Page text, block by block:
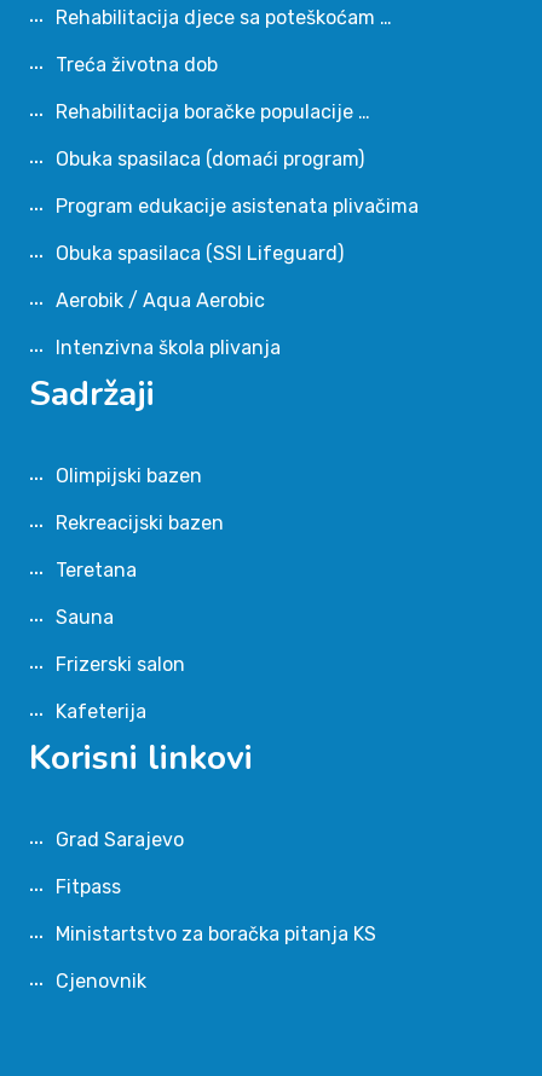
Rehabilitacija djece sa poteškoćam …
Treća životna dob
Rehabilitacija boračke populacije …
Obuka spasilaca (domaći program)
Program edukacije asistenata plivačima
Obuka spasilaca (SSI Lifeguard)
Aerobik / Aqua Aerobic
Intenzivna škola plivanja
Sadržaji
Olimpijski bazen
Rekreacijski bazen
Teretana
Sauna
Frizerski salon
Kafeterija
Korisni linkovi
Grad Sarajevo
Fitpass
Ministartstvo za boračka pitanja KS
Cjenovnik